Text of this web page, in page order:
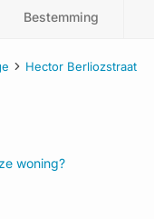
Bestemming
Hector Berliozstraat
woning?